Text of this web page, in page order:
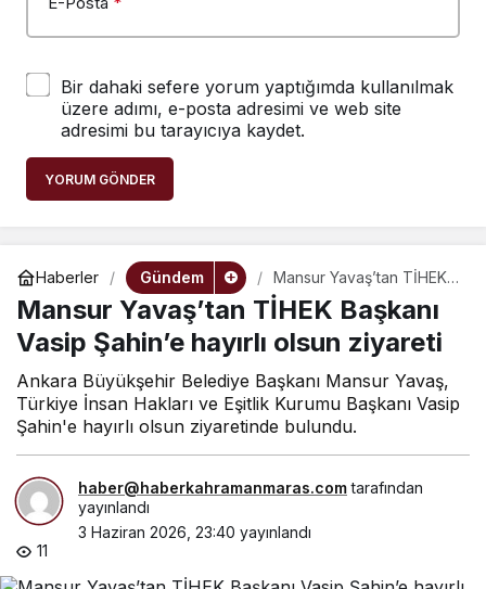
Bir dahaki sefere yorum yaptığımda kullanılmak
üzere adımı, e-posta adresimi ve web site
adresimi bu tarayıcıya kaydet.
YORUM GÖNDER
Haberler Gündem
Mansur Yavaş’tan TİHEK
Başkanı Vasip Şahin’e
hayırlı olsun ziyareti
Mansur Yavaş’tan TİHEK Başkanı
Vasip Şahin’e hayırlı olsun ziyareti
Ankara Büyükşehir Belediye Başkanı Mansur Yavaş,
Türkiye İnsan Hakları ve Eşitlik Kurumu Başkanı Vasip
Şahin'e hayırlı olsun ziyaretinde bulundu.
haber@haberkahramanmaras.comtarafından
yayınlandı
3 Haziran 2026, 23:40 yayınlandı
11